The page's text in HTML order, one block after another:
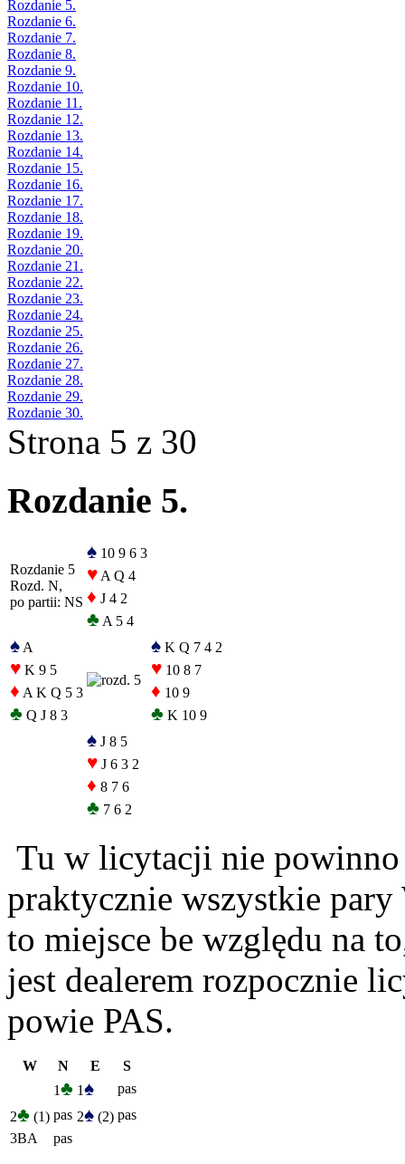
Rozdanie 5.
Rozdanie 6.
Rozdanie 7.
Rozdanie 8.
Rozdanie 9.
Rozdanie 10.
Rozdanie 11.
Rozdanie 12.
Rozdanie 13.
Rozdanie 14.
Rozdanie 15.
Rozdanie 16.
Rozdanie 17.
Rozdanie 18.
Rozdanie 19.
Rozdanie 20.
Rozdanie 21.
Rozdanie 22.
Rozdanie 23.
Rozdanie 24.
Rozdanie 25.
Rozdanie 26.
Rozdanie 27.
Rozdanie 28.
Rozdanie 29.
Rozdanie 30.
Strona 5 z 30
Rozdanie 5.
Rozdanie 5
Rozd. N,
po partii: NS
♠ 10 9 6 3
♥ A Q 4
♦ J 4 2
♣ A 5 4
♠ A
♥ K 9 5
♦ A K Q 5 3
♣ Q J 8 3
♠ K Q 7 4 2
♥ 10 8 7
♦ 10 9
♣ K 10 9
♠ J 8 5
♥ J 6 3 2
♦ 8 7 6
♣ 7 6 2
Tu w licytacji nie
praktycznie wszystkie
to miejsce be względu na
jest dealerem rozpocznie
powie PAS.
W N E
S
1♣ 1♠
pas
2♣ (1) pas 2♠ (2) pas
3BA
pas